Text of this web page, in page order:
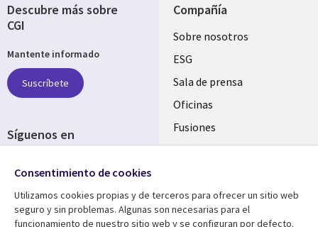
Compañía
Useful
links
SPAIN
Sobre nosotros
ESG
Sala de prensa
Oficinas
Fusiones
Inversores
Centro de Recursos Ayuda
Descubre más sobre
CGI
Mantente informado
Suscríbete
Síguenos en
Media
SPAIN
Consentimiento de cookies
Utilizamos cookies propias y de terceros para ofrecer un sitio web
seguro y sin problemas. Algunas son necesarias para el
funcionamiento de nuestro sitio web y se configuran por defecto.